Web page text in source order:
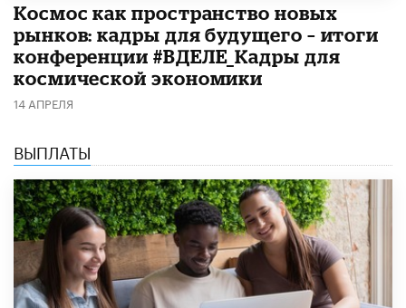
Космос как пространство новых
рынков: кадры для будущего – итоги
конференции #ВДЕЛЕ_Кадры для
космической экономики
14 АПРЕЛЯ
ВЫПЛАТЫ